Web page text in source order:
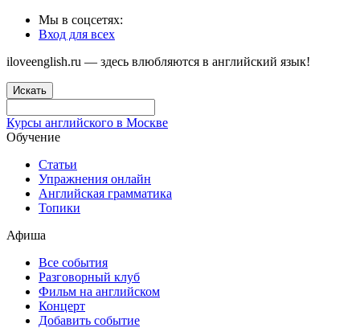
Мы в соцсетях:
Вход для всех
iloveenglish.ru — здесь влюбляются в английский язык!
Искать
Курсы английского в Москве
Обучение
Статьи
Упражнения онлайн
Английская грамматика
Топики
Афиша
Все события
Разговорный клуб
Фильм на английском
Концерт
Добавить событие